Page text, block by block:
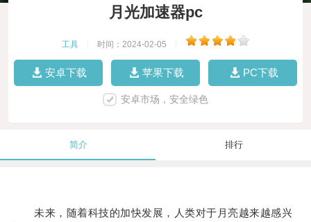
月光加速器pc
工具 时间：2024-02-05
安卓下载 苹果下载 PC下载
安卓市场，安全绿色
简介 排行
未来，随着科技的加快发展，人类对于月亮越来越感兴